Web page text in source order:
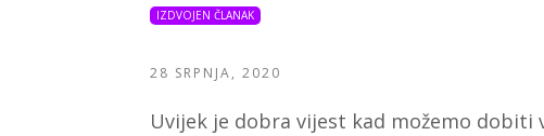
IZDVOJEN ČLANAK
28 SRPNJA, 2020
Uvijek je dobra vijest kad možemo dobiti